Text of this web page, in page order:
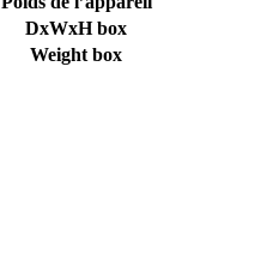
DxWxH box
Weight box